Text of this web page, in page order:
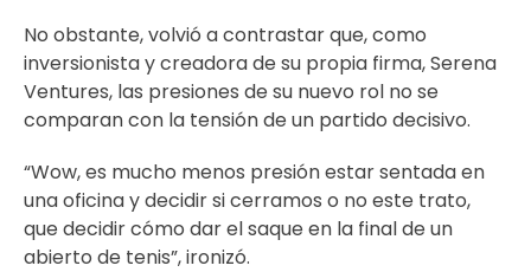
No obstante, volvió a contrastar que, como
inversionista y creadora de su propia firma, Serena
Ventures, las presiones de su nuevo rol no se
comparan con la tensión de un partido decisivo.
“Wow, es mucho menos presión estar sentada en
una oficina y decidir si cerramos o no este trato,
que decidir cómo dar el saque en la final de un
abierto de tenis”, ironizó.